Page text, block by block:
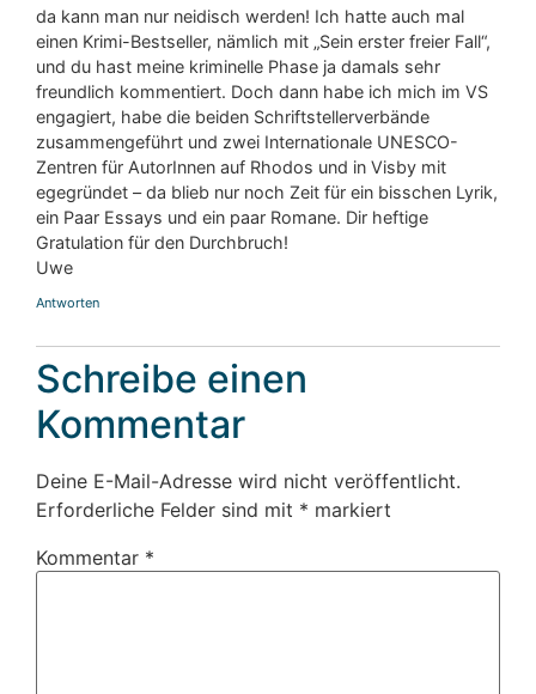
da kann man nur neidisch werden! Ich hatte auch mal
einen Krimi-Bestseller, nämlich mit „Sein erster freier Fall“,
und du hast meine kriminelle Phase ja damals sehr
freundlich kommentiert. Doch dann habe ich mich im VS
engagiert, habe die beiden Schriftstellerverbände
zusammengeführt und zwei Internationale UNESCO-
Zentren für AutorInnen auf Rhodos und in Visby mit
egegründet – da blieb nur noch Zeit für ein bisschen Lyrik,
ein Paar Essays und ein paar Romane. Dir heftige
Gratulation für den Durchbruch!
Uwe
Antworten
Schreibe einen
Kommentar
Deine E-Mail-Adresse wird nicht veröffentlicht.
Erforderliche Felder sind mit * markiert
Kommentar *